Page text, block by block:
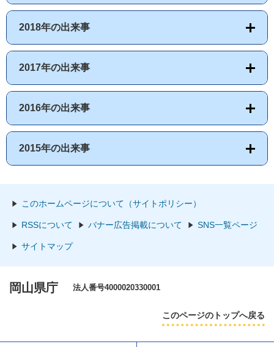
2018年の出来事
2017年の出来事
2016年の出来事
2015年の出来事
このホームページについて（サイトポリシー）
RSSについて バナー広告掲載について SNS一覧ページ
サイトマップ
岡山県庁 法人番号4000020330001
このページのトップへ戻る